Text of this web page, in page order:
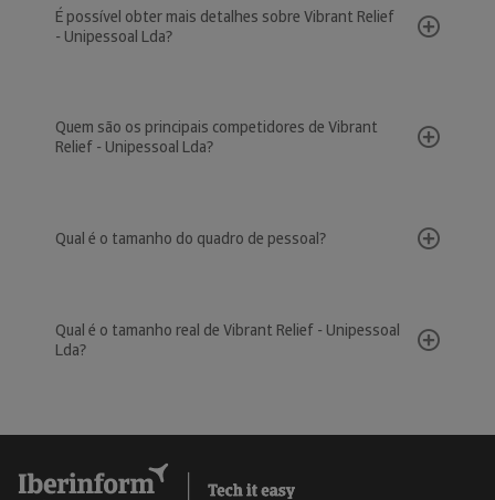
É possível obter mais detalhes sobre Vibrant Relief
- Unipessoal Lda?
Quem são os principais competidores de Vibrant
Relief - Unipessoal Lda?
Qual é o tamanho do quadro de pessoal?
Qual é o tamanho real de Vibrant Relief - Unipessoal
Lda?